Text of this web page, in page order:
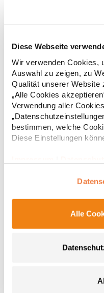
Diese Webseite
Wir verwenden Cookies,
Auswahl zu zeigen, zu
Qualität unserer Website
„Alle Cookies
Verwendung aller
bestimmen, welche
Diese Einstellungen
Alle
mit Polyfilm für Formstabilität Flachstrick-Kragen
Ärmelbündchen in Rippstrick Doppelnähte an Schultern
Verstärkte Nähte an stark
Etikett im Kragen für die
Verstärkte Knopfleiste mit drei
Brusttasche mit Knopfverschluss Verstärkte
Ersatzknopf Stehkragen Angesetzte Ärmel Weiches Piquet-
Gewebe mit COOL-DRY
Eigenschaften, Atmungsaktivität
R312XHersteller: Result
* Preise inkl. gesetzlicher Mwst. +
W475 Henbury Herren